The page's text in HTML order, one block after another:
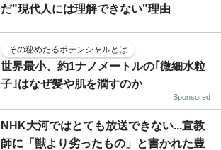
だ"現代人には理解できない"理由
その秘めたるポテンシャルとは
世界最小、約1ナノメートルの｢微細水粒
子｣はなぜ髪や肌を潤すのか
Sponsored
NHK大河ではとても放送できない...宣教
師に「獣より劣ったもの」と書かれた豊